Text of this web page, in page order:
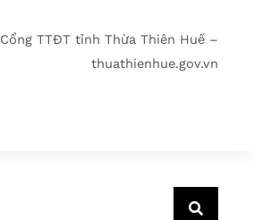
Cổng TTĐT tỉnh Thừa Thiên Huế –
thuathienhue.gov.vn